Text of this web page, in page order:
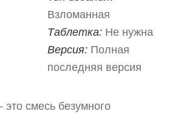
Взломанная
Таблетка: Не нужна
Версия: Полная
последняя версия
это смесь безумного